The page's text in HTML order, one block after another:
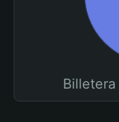
Billetera